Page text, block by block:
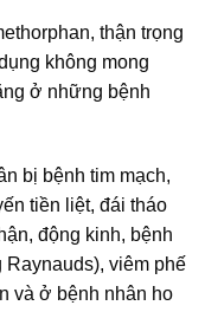
thận trọng
không mong
ở những bệnh
bị bệnh tim mạch,
tiền liệt, đái tháo
động kinh, bệnh
viêm phế
và ở bệnh nhân ho